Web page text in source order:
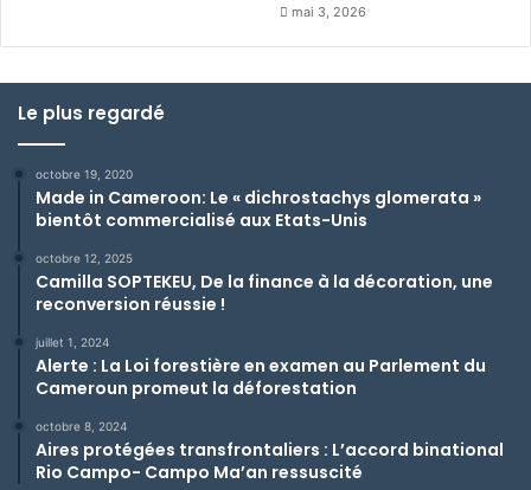
mai 3, 2026
Le plus regardé
octobre 19, 2020
Made in Cameroon: Le « dichrostachys glomerata »
bientôt commercialisé aux Etats-Unis
octobre 12, 2025
Camilla SOPTEKEU, De la finance à la décoration, une
reconversion réussie !
juillet 1, 2024
Alerte : La Loi forestière en examen au Parlement du
Cameroun promeut la déforestation
octobre 8, 2024
Aires protégées transfrontaliers : L’accord binational
Rio Campo- Campo Ma’an ressuscité